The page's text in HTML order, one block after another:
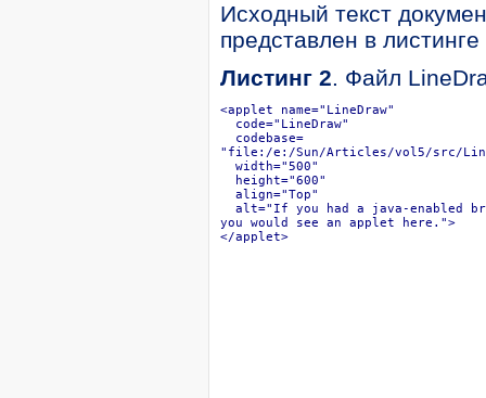
Исходный текст
представлен в листинге
Листинг 2. Файл
<applet name="LineDraw"
  code="LineDraw"
  codebase=
"file:/e:/Sun/Articles/vol5/src/
  width="500"
  height="600"
  align="Top"
alt="If you had a java-enabled
you would see an applet here.">
</applet>